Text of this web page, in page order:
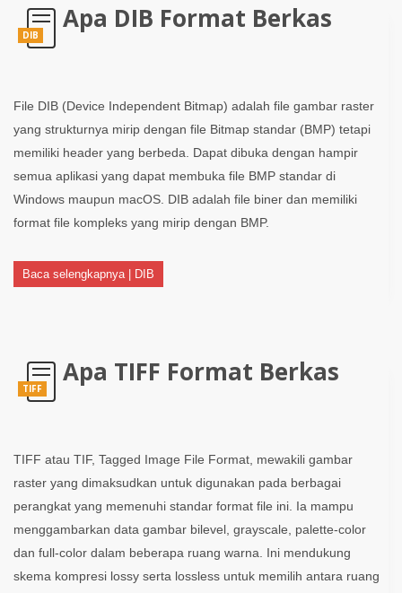
DIB
Apa DIB Format Berkas
File DIB (Device Independent Bitmap) adalah file gambar raster
yang strukturnya mirip dengan file Bitmap standar (BMP) tetapi
memiliki header yang berbeda. Dapat dibuka dengan hampir
semua aplikasi yang dapat membuka file BMP standar di
Windows maupun macOS. DIB adalah file biner dan memiliki
format file kompleks yang mirip dengan BMP.
Baca selengkapnya | DIB
TIFF
Apa TIFF Format Berkas
TIFF atau TIF, Tagged Image File Format, mewakili gambar
raster yang dimaksudkan untuk digunakan pada berbagai
perangkat yang memenuhi standar format file ini. Ia mampu
menggambarkan data gambar bilevel, grayscale, palette-color
dan full-color dalam beberapa ruang warna. Ini mendukung
skema kompresi lossy serta lossless untuk memilih antara ruang